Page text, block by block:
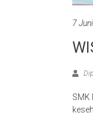
7
SMK